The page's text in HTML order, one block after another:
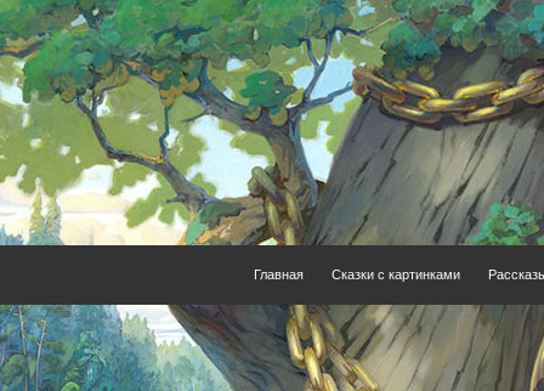
Главная Сказки с картинками